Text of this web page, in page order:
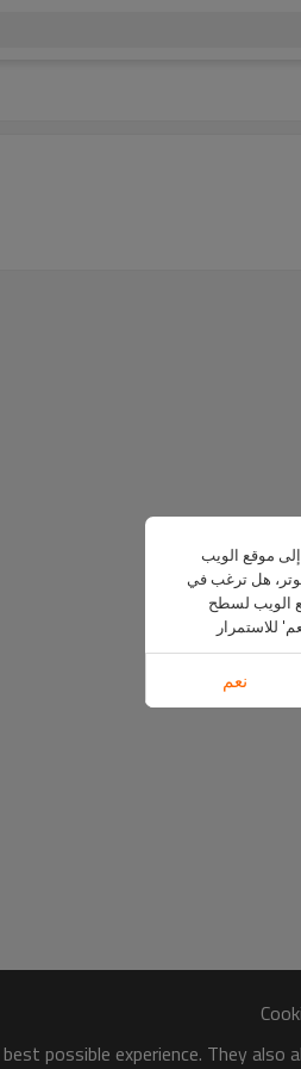
possible experience. They
موقع الويب
هل ترغب في
الويب لسطح
للاستمرار
نعم